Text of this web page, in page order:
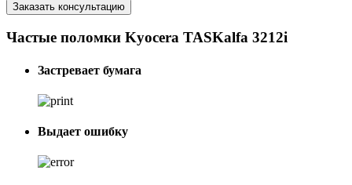
Заказать консультацию
Частые поломки Kyocera TASKalfa 3212i
Застревает бумага
Выдает ошибку